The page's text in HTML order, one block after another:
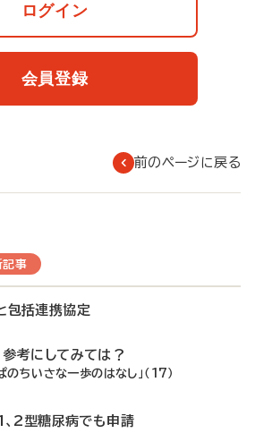
ログイン
会員登録
前のページに戻る
記事
包括連携協定
参考にしてみては？
ちいさな一歩のはなし」（17）
2型糖尿病でも申請